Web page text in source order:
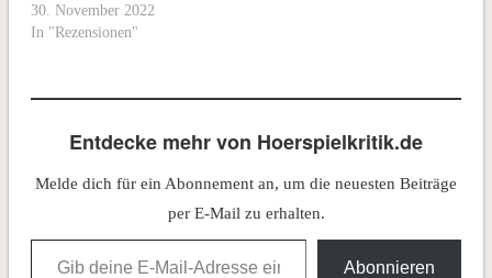
30. November 2022
In "Rezensionen"
Entdecke mehr von Hoerspielkritik.de
Melde dich für ein Abonnement an, um die neuesten Beiträge
per E-Mail zu erhalten.
Gib deine E-Mail-Adresse ein ...
Abonnieren